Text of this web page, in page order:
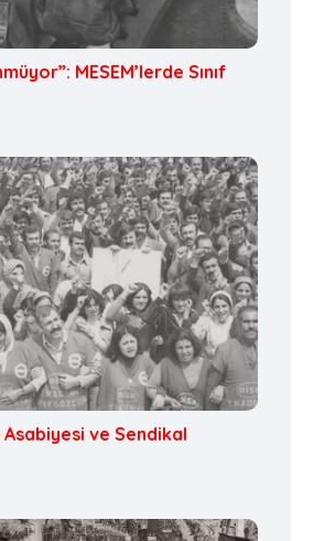
MESEM’lerde Sınıf
Asabiyesi ve Sendikal